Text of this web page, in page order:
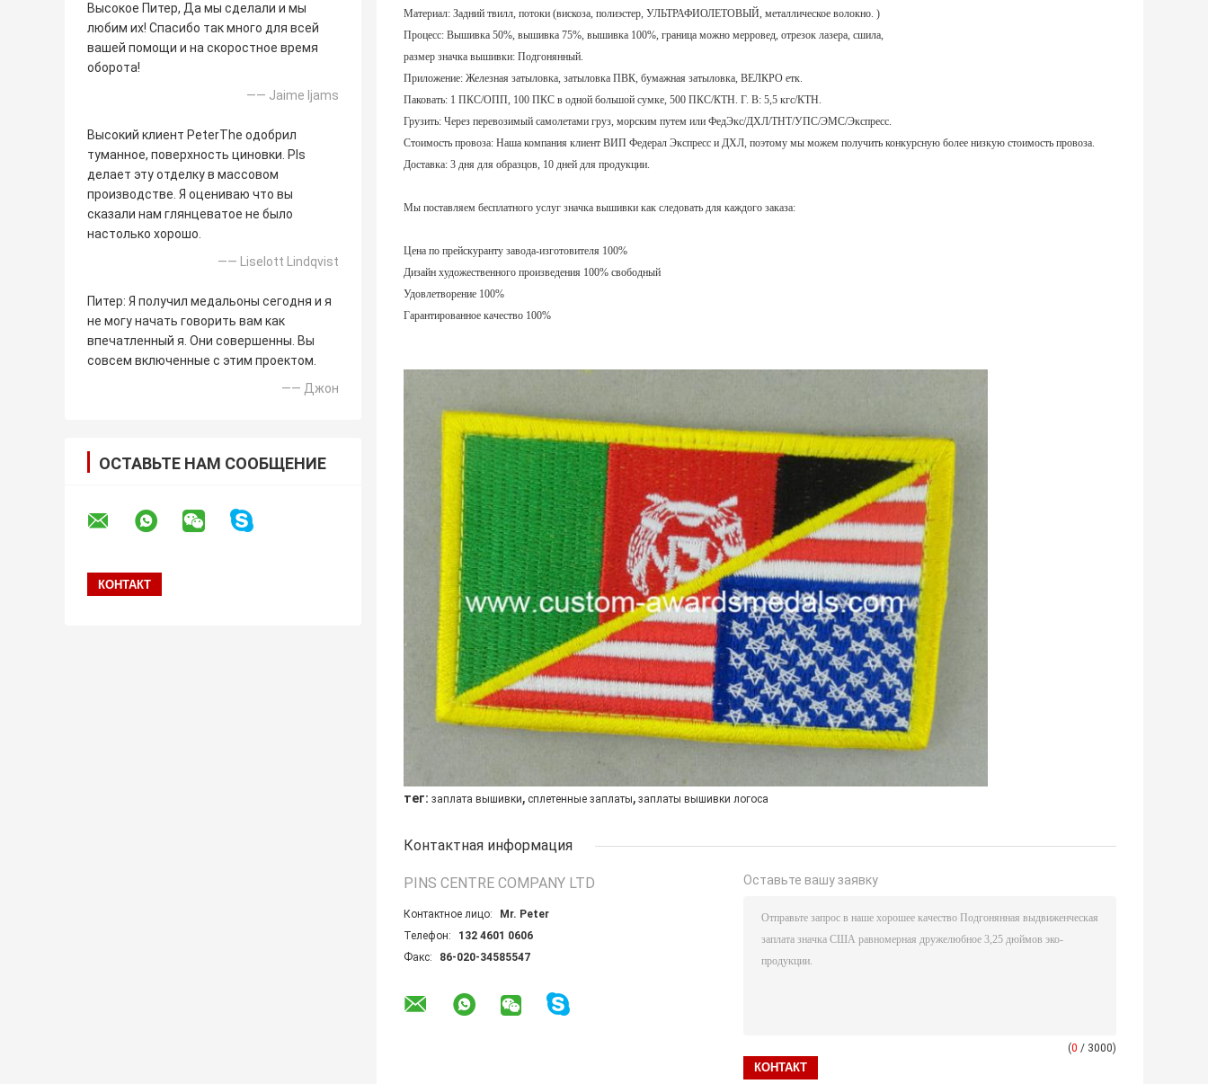
Высокое Питер, Да мы сделали и мы
любим их! Спасибо так много для всей
вашей помощи и на скоростное время
оборота!
—— Jaime Ijams
Высокий клиент PeterThe одобрил
туманное, поверхность циновки. Pls
делает эту отделку в массовом
производстве. Я оцениваю что вы
сказали нам глянцеватое не было
настолько хорошо.
—— Liselott Lindqvist
Питер: Я получил медальоны сегодня и я
не могу начать говорить вам как
впечатленный я. Они совершенны. Вы
совсем включенные с этим проектом.
—— Джон
ОСТАВЬТЕ НАМ СООБЩЕНИЕ
Материал: Задний твилл, потоки (вискоза, полиэстер, УЛЬТРАФИОЛЕТОВЫЙ, металлическое волокно. )
Процесс: Вышивка 50%, вышивка 75%, вышивка 100%, граница можно мерровед, отрезок лазера, сшила,
размер значка вышивки: Подгонянный.
Приложение: Железная затыловка, затыловка ПВК, бумажная затыловка, ВЕЛКРО етк.
Паковать: 1 ПКС/ОПП, 100 ПКС в одной большой сумке, 500 ПКС/КТН. Г. В: 5,5 кгс/КТН.
Грузить: Через перевозимый самолетами груз, морским путем или ФедЭкс/ДХЛ/ТНТ/УПС/ЭМС/Экспресс.
Стоимость провоза: Наша компания клиент ВИП Федерал Экспресс и ДХЛ, поэтому мы можем получить конкурсную более низкую стоимость провоза.
Доставка: 3 дня для образцов, 10 дней для продукции.
Мы поставляем бесплатного услуг значка вышивки как следовать для каждого заказа:
Цена по прейскуранту завода-изготовителя 100%
Дизайн художественного произведения 100% свободный
Удовлетворение 100%
Гарантированное качество 100%
тег: заплата вышивки, сплетенные заплаты, заплаты вышивки логоса
Контактная информация
PINS CENTRE COMPANY LTD
Контактное лицо:
Mr. Peter
Телефон:
132 4601 0606
Факс:
86-020-34585547
Оставьте вашу заявку
(0 / 3000)